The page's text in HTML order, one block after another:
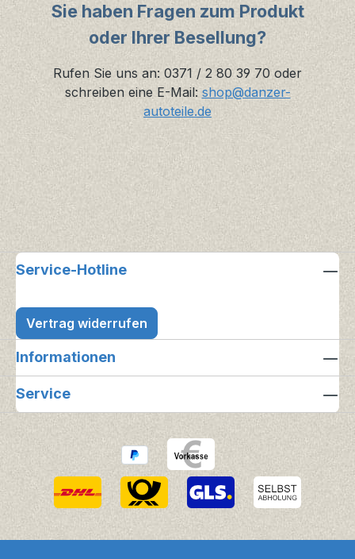
Sie haben Fragen zum Produkt
oder Ihrer Besellung?
Rufen Sie uns an: 0371 / 2 80 39 70 oder
schreiben eine E-Mail:shop@danzer-
autoteile.de
Service-Hotline
Vertrag widerrufen
Informationen
Service